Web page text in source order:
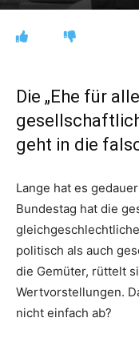
Die „Ehe für
geht in die
Lange hat es
Bundestag hat die
politisch als auch
die Gemüter, rüttelt
Wertvorstellungen.
nicht einfach ab?